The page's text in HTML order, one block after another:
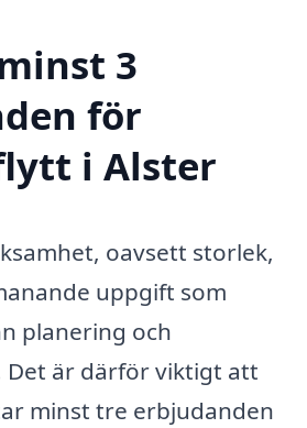
3
för
i Alster
oavsett storlek,
uppgift som
planering och
är därför viktigt att
minst tre erbjudanden